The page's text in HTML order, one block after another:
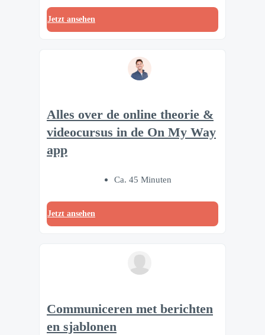
Jetzt ansehen
Alles over de online theorie &
videocursus in de On My Way
app
Ca. 45 Minuten
Jetzt ansehen
Communiceren met berichten
en sjablonen